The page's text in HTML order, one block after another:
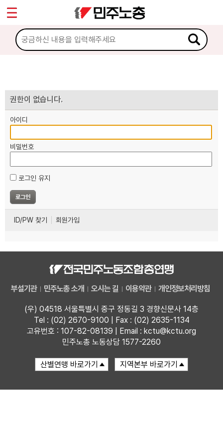
권한이 없습니다.
아이디
비밀번호
로그인 유지
ID/PW 찾기 회원가입
부설기관 민주노총 소개 오시는 길 이용약관 개인정보처리방침
(우) 04518 서울특별시 중구 정동길 3 경향신문사 14층
Tel : (02) 2670-9100 | Fax : (02) 2635-1134
고유번호 : 107-82-08139 | Email : kctu@kctu.org
민주노총 노동상담 1577-2260
마이페이지
소개
노동상담
자료
부설기관
업무